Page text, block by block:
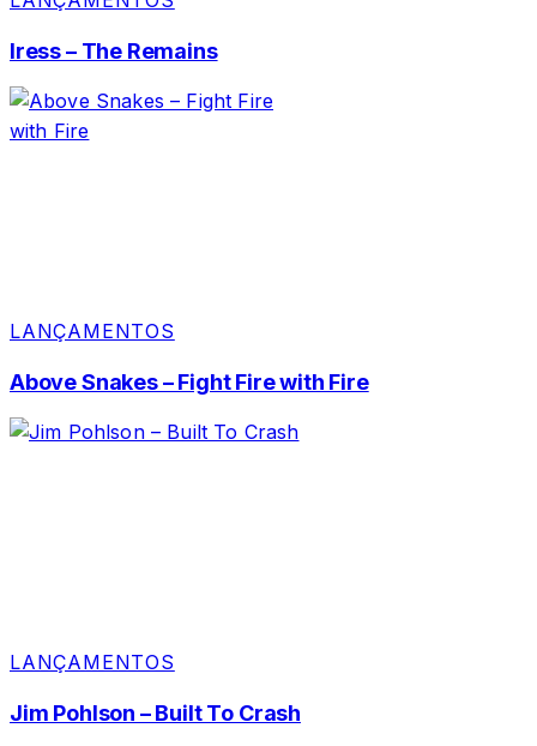
Iress – The Remains
LANÇAMENTOS
Above Snakes – Fight Fire with Fire
LANÇAMENTOS
Jim Pohlson – Built To Crash